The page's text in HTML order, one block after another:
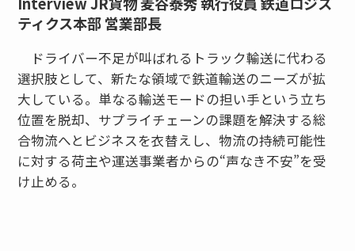
ティクス本部 営業部長
ドライバー不足が叫ばれるトラック輸送に代わる
選択肢として、新たな領域で鉄道輸送のニーズが拡
大している。単なる輸送モードの担い手という立ち
位置を脱却、サプライチェーンの課題を解決する総
合物流へとビジネスを衣替えし、物流の持続可能性
に対する荷主や運送事業者からの“声なき不安”を受
け止める。